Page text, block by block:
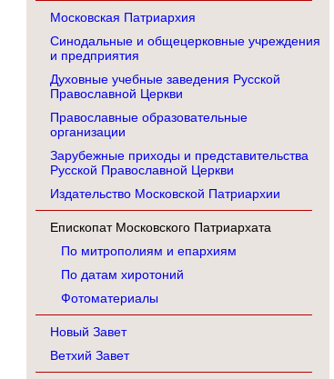
Московская Патриархия
Синодальные и общецерковные учреждения
и предприятия
Духовные учебные заведения Русской
Православной Церкви
Православные образовательные
организации
Зарубежные приходы и представительства
Русской Православной Церкви
Издательство Московской Патриархии
Епископат Московского Патриархата
По митрополиям и епархиям
По датам хиротоний
Фотоматериалы
Новый Завет
Ветхий Завет